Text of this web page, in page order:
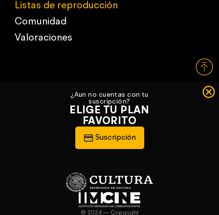
Listas de reproducción
Comunidad
Valoraciones
¿Aun no cuentas con tu
suscripción?
ELIGE TU PLAN
FAVORITO
Suscripción
© 2024 — Copyright